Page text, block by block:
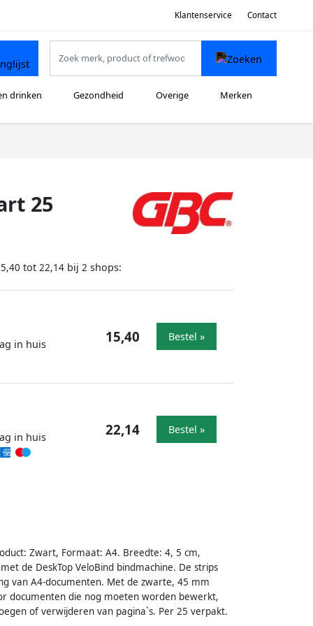
Klantenservice Contact
drinken Gezondheid Overige Merken
25
tot 22,14 bij 2 shops:
in huis 15,40 Bestel »
in huis 22,14 Bestel »
Zwart, Formaat: A4. Breedte: 4, 5 cm,
de DeskTop VeloBind bindmachine. De strips
van A4-documenten. Met de zwarte, 45 mm
documenten die nog moeten worden bewerkt,
of verwijderen van pagina`s. Per 25 verpakt.